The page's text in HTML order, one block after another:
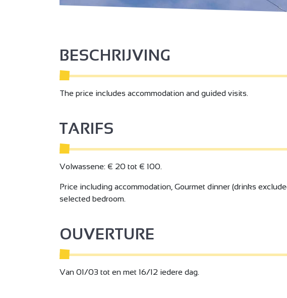
BESCHRIJVING
The price includes accommodation and guided visits.
TARIFS
Volwassene: € 20 tot € 100.
Price including accommodation, Gourmet dinner (drinks
selected bedroom.
OUVERTURE
Van 01/03 tot en met 16/12 iedere dag.